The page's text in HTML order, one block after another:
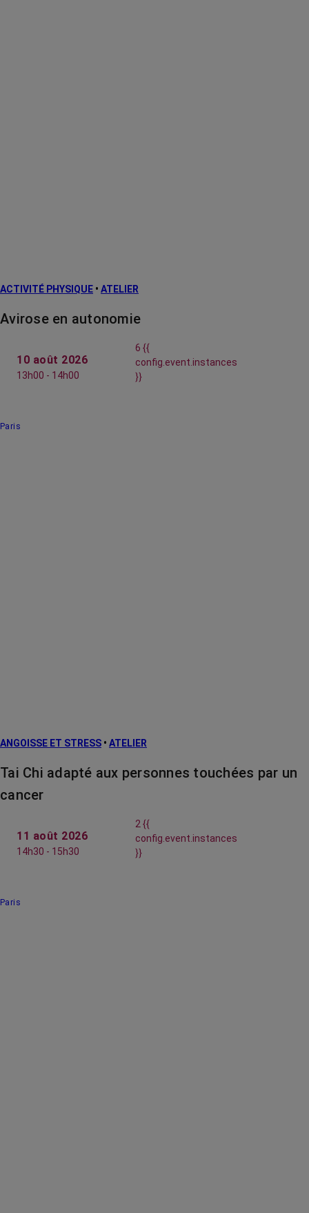
ACTIVITÉ PHYSIQUE • ATELIER
Avirose en autonomie
10 août 2026
13h00 - 14h00
6 {{
config.event.instances
}}
Paris
ANGOISSE ET STRESS • ATELIER
Tai Chi adapté aux personnes touchées par un
cancer
11 août 2026
14h30 - 15h30
2 {{
config.event.instances
}}
Paris